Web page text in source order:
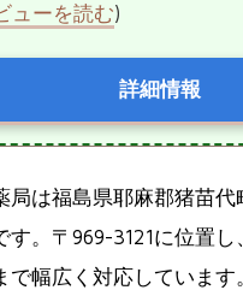
ューを読む)
詳細情報
局は福島県耶麻郡猪苗代
す。〒969-3121に位置し、
で幅広く対応しています